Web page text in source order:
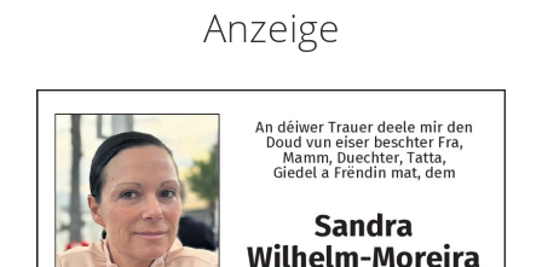
Anzeige